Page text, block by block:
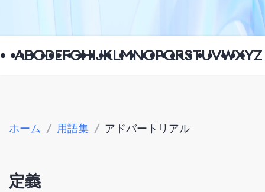
ABCDEFGHIJKLMNOPQRSTUVWXYZ
ホーム / 用語集 / アドバートリアル
定義